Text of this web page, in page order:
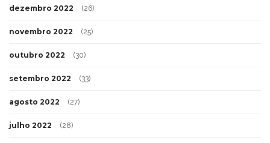
dezembro 2022 (26)
novembro 2022 (25)
outubro 2022 (30)
setembro 2022 (33)
agosto 2022 (27)
julho 2022 (28)